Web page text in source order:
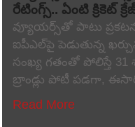
రేటింగ్స్.. ఏంటి క్రికెట్
వ్యూయర్స్‌తో పాటు
ఐపీఎల్‌పై పెడుతున్న
సంఖ్య గతంతో పోలిస్తే 31
బ్రాండ్లు పోటీ పడగా,
Read More